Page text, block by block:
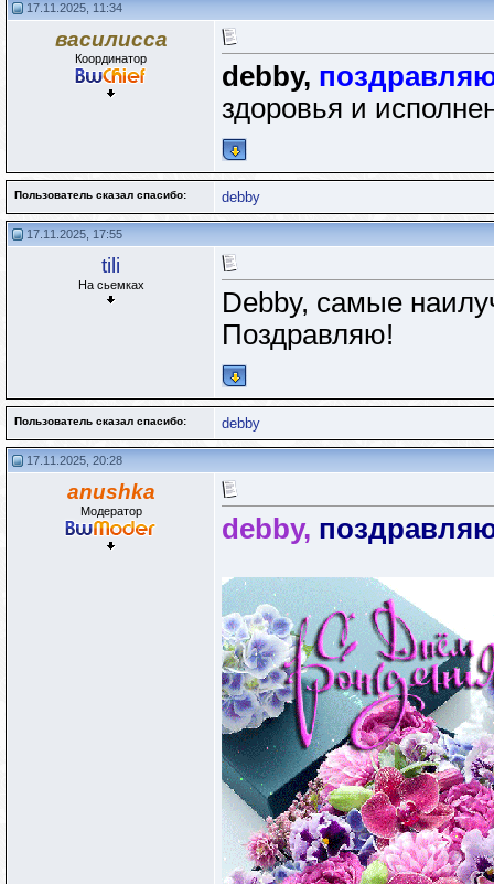
17.11.2025, 11:34
василисса
Координатор
debby,
здоровья и
Пользователь сказал cпасибо: debby
17.11.2025, 17:55
tili
На сьемках
Debby, самые
Поздравляю!
Пользователь сказал cпасибо: debby
17.11.2025, 20:28
anushka
Модератор
debby,